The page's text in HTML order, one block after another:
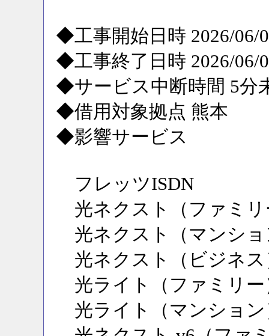
◆工事開始日時 2026/06/
◆工事終了日時 2026/06/
◆サービス中断時間 5分
◆借用対象拠点 熊本
◆影響サービス
フレッツISDN
光ネクスト（ファミリ
光ネクスト（マンショ
光ネクスト（ビジネス
光ライト（ファミリー
光ライト（マンション